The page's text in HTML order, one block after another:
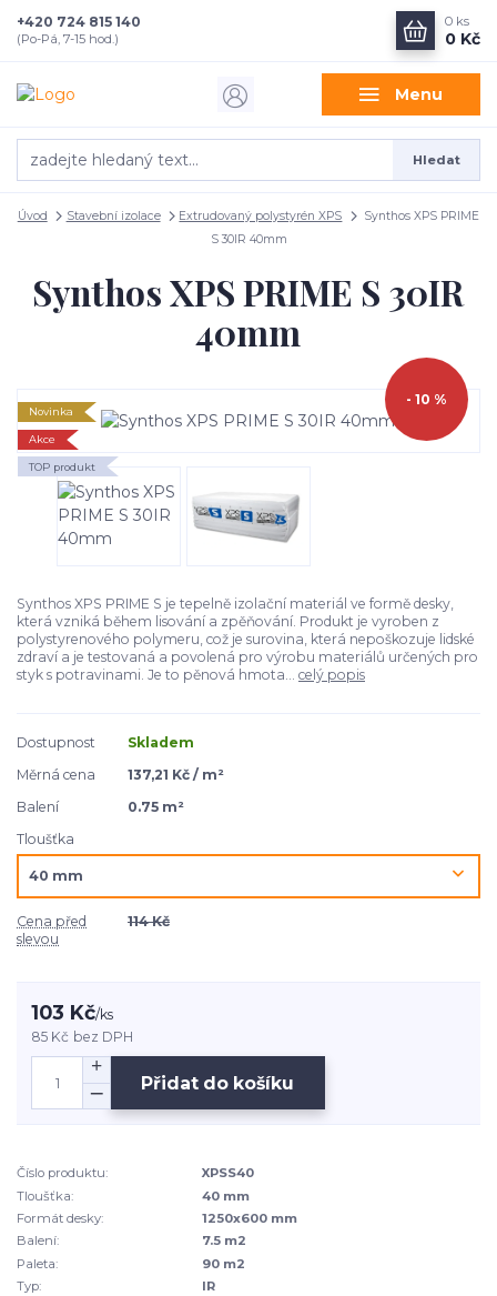
Menu
Hledat
+420 724 815 140
(Po-Pá, 7-15 hod.)
0 ks
0 Kč
Úvod Stavební izolace Extrudovaný polystyrén XPS
Synthos XPS PRIME
S 30IR 40mm
Synthos XPS PRIME S 30IR
40mm
Novinka
Akce
TOP produkt
- 10 %
Synthos XPS PRIME S je tepelně izolační materiál ve formě desky,
která vzniká během lisování a zpěňování. Produkt je vyroben z
polystyrenového polymeru, což je surovina, která nepoškozuje lidské
zdraví a je testovaná a povolená pro výrobu materiálů určených pro
styk s potravinami. Je to pěnová hmota... celý popis
Dostupnost
Skladem
Měrná cena
137,21 Kč / m²
Balení
0.75 m²
Tloušťka
Cena před
slevou
114 Kč
103 Kč/ks
85 Kč bez DPH
Přidat do košíku
Číslo produktu:
XPSS40
Tloušťka:
40 mm
Formát desky:
1250x600 mm
Balení:
7.5 m2
Paleta:
90 m2
Typ:
IR